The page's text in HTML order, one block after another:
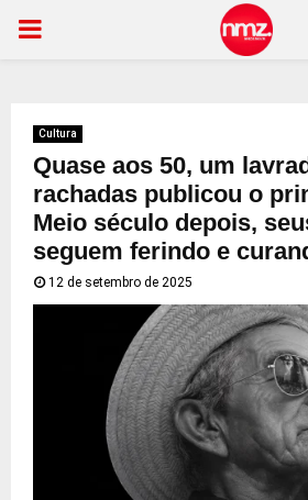
PRIMARY
Cultura
Quase aos 50, um
rachadas publicou o
Meio século depois,
seguem ferindo e
12 de setembro de 2025